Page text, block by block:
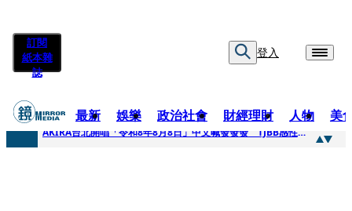
訂閱
紙本雜
誌
登入
最新 娛樂 政治社會 財經理財 人物 美
快訊
AKIRA台北開唱「令和8年8月8日」中文喊發發發 TJBB感性喊「謝謝AKIRA桑」